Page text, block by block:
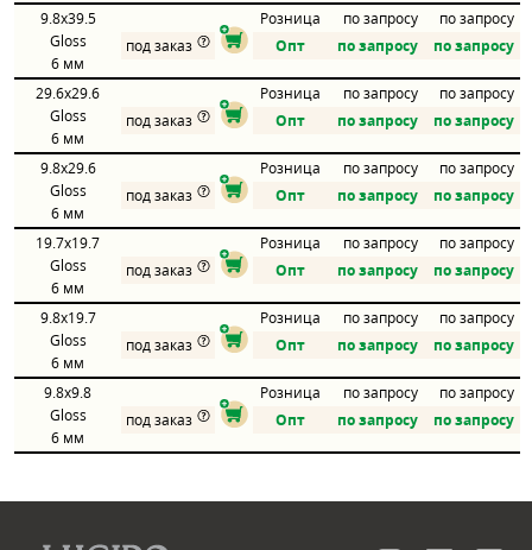
9.8x39.5
Gloss
6 мм
Розница по запросу
по запросу
под заказ
Опт по запросу по запросу
29.6x29.6
Gloss
6 мм
Розница по запросу
по запросу
под заказ
Опт по запросу по запросу
9.8x29.6
Gloss
6 мм
Розница по запросу
по запросу
под заказ
Опт по запросу по запросу
19.7x19.7
Gloss
6 мм
Розница по запросу
по запросу
под заказ
Опт по запросу по запросу
9.8x19.7
Gloss
6 мм
Розница по запросу
по запросу
под заказ
Опт по запросу по запросу
9.8x9.8
Gloss
6 мм
Розница по запросу
по запросу
под заказ
Опт по запросу по запросу